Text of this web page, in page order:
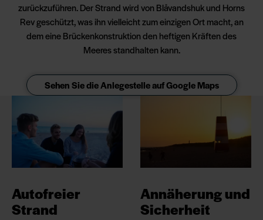
zurückzuführen. Der Strand wird von Blåvandshuk und Horns
Rev geschützt, was ihn vielleicht zum einzigen Ort macht, an
dem eine Brückenkonstruktion den heftigen Kräften des
Meeres standhalten kann.
Sehen Sie die Anlegestelle auf Google Maps
Autofreier
Strand
Annäherung und
Sicherheit